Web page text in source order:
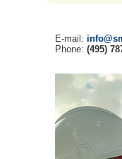
E-mail:
Phone: (495)